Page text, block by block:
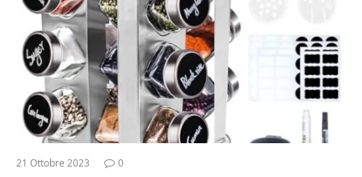
21 Ottobre 2023 0